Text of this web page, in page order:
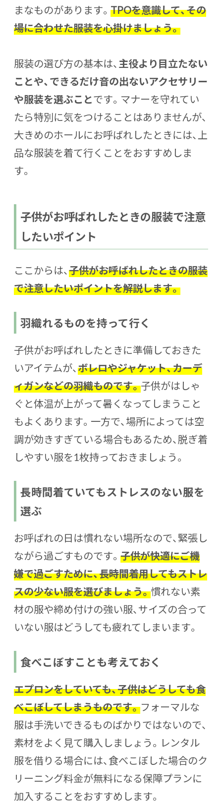
まなものがあります。 TPOを意識して、その
場に合わせた服装を心掛けましょう。
服装の選び方の基本は、主役より目立たない
ことや、できるだけ音の出ないアクセサリー
や服装を選ぶことです。マナーを守れてい
たら特別に気をつけることはありませんが、
大きめのホールにお呼ばれしたときには、上
品な服装を着て行くことをおすすめしま
す。
子供がお呼ばれしたときの服装で注意
したいポイント
ここからは、子供がお呼ばれしたときの服装
で注意したいポイントを解説します。
羽織れるものを持って行く
子供がお呼ばれしたときに準備しておきた
いアイテムが、ボレロやジャケット、カーデ
ィガンなどの羽織ものです。子供がはしゃ
ぐと体温が上がって暑くなってしまうこと
もよくあります。一方で、場所によっては空
調が効きすぎている場合もあるため、脱ぎ着
しやすい服を1枚持っておきましょう。
長時間着ていてもストレスのない服を
選ぶ
お呼ばれの日は慣れない場所なので、緊張し
ながら過ごすものです。 子供が快適にご機
嫌で過ごすために、長時間着用してもストレ
スの少ない服を選びましょう。慣れない素
材の服や締め付けの強い服、サイズの合って
いない服はどうしても疲れてしまいます。
食べこぼすことも考えておく
エプロンをしていても、子供はどうしても食
べこぼしてしまうものです。フォーマルな
服は手洗いできるものばかりではないので、
素材をよく見て購入しましょう。レンタル
服を借りる場合には、食べこぼした場合のク
リーニング料金が無料になる保障プランに
加入することをおすすめします。